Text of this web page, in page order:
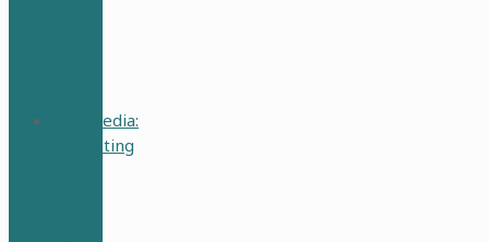
MedMedia:
Marketing